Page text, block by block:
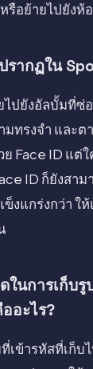
รือย้ายไปยังห้
รากฏใน
ปยังอัลบั้มที่ซ่
ทรงจำ และต
Face ID แต่
ID ก็ยังสาม
งแกร่งกว่า ใ
นการเก็บ
อะไร?
เข้ารหัสที่เก็